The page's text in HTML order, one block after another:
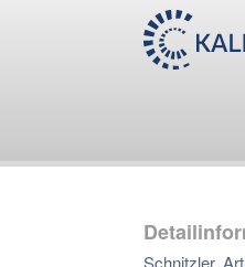
Schnitzler,